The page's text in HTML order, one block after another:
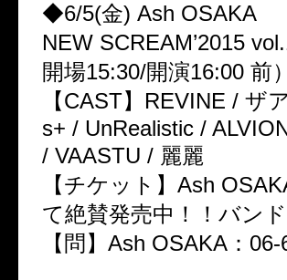
◆6/5(金) Ash OSAKA
NEW SCREAM’2015
開場15:30/開演16:00 前
【CAST】REVINE / ザ
s+ / UnRealistic /
/ VAASTU / 麗麗
【チケット】Ash
て絶賛発売中！！バンド
【問】Ash OSAKA：